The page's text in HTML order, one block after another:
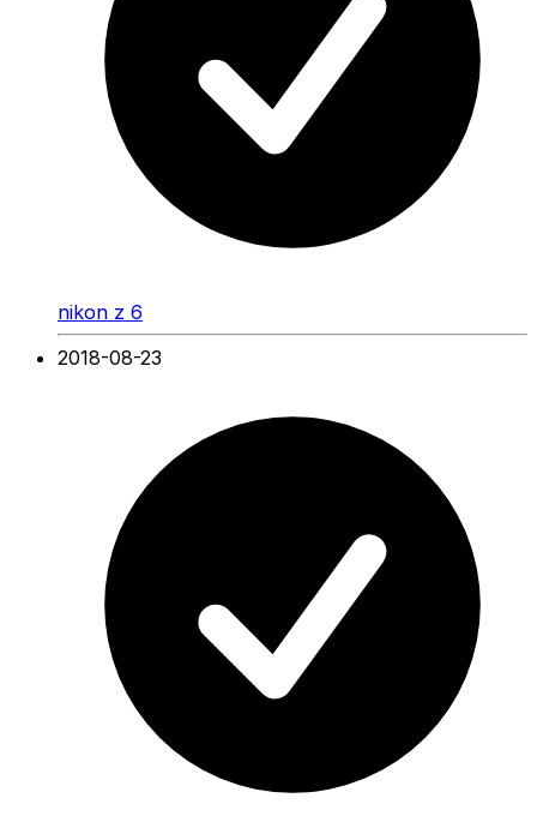
nikon z 6
2018-08-23